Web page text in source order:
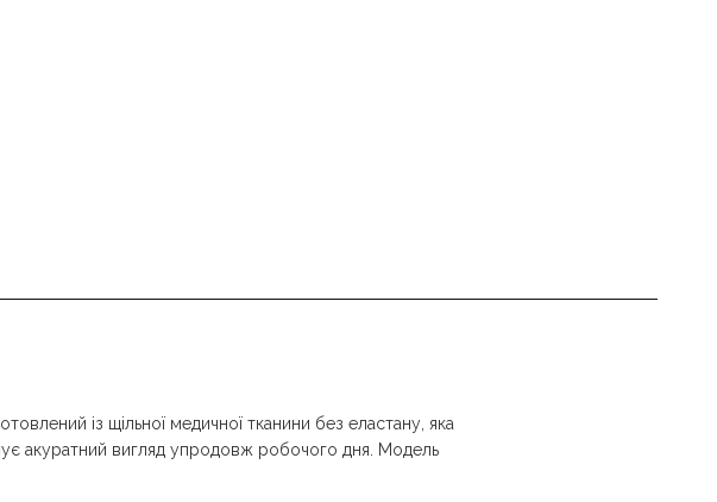
із щільної медичної тканини без еластану, яка
акуратний вигляд упродовж робочого дня. Модель